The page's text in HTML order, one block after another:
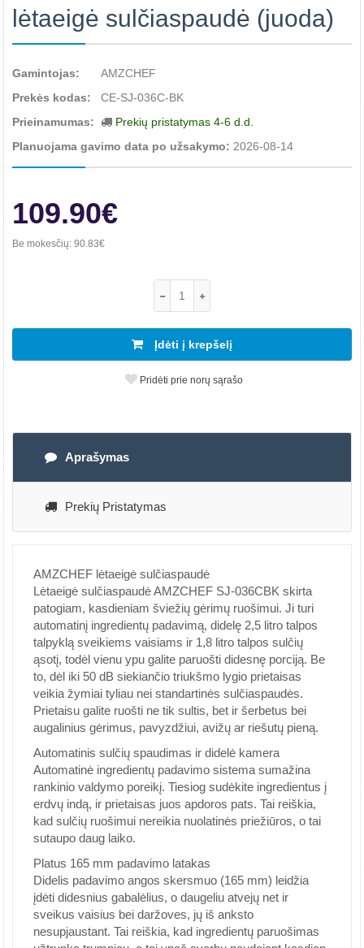
lėtaeigė sulčiaspaudė (juoda)
Gamintojas:
AMZCHEF
Prekės kodas:
CE-SJ-036C-BK
Prieinamumas:
Prekių pristatymas 4-6 d.d.
Planuojama gavimo data po užsakymo: 2026-08-14
109.90€
Be mokesčių: 90.83€
Įdėti į krepšelį
Pridėti prie norų sąrašo
Aprašymas
Prekių Pristatymas
AMZCHEF lėtaeigė sulčiaspaudė
Lėtaeigė sulčiaspaudė AMZCHEF SJ-036CBK skirta
patogiam, kasdieniam šviežių gėrimų ruošimui. Ji turi
automatinį ingredientų padavimą, didelę 2,5 litro talpos
talpyklą sveikiems vaisiams ir 1,8 litro talpos sulčių
ąsotį, todėl vienu ypu galite paruošti didesnę porciją. Be
to, dėl iki 50 dB siekiančio triukšmo lygio prietaisas
veikia žymiai tyliau nei standartinės sulčiaspaudės.
Prietaisu galite ruošti ne tik sultis, bet ir šerbetus bei
augalinius gėrimus, pavyzdžiui, avižų ar riešutų pieną.
Automatinis sulčių spaudimas ir didelė kamera
Automatinė ingredientų padavimo sistema sumažina
rankinio valdymo poreikį. Tiesiog sudėkite ingredientus į
erdvų indą, ir prietaisas juos apdoros pats. Tai reiškia,
kad sulčių ruošimui nereikia nuolatinės priežiūros, o tai
sutaupo daug laiko.
Platus 165 mm padavimo latakas
Didelis padavimo angos skersmuo (165 mm) leidžia
įdėti didesnius gabalėlius, o daugeliu atvejų net ir
sveikus vaisius bei daržoves, jų iš anksto
nesupjaustant. Tai reiškia, kad ingredientų paruošimas